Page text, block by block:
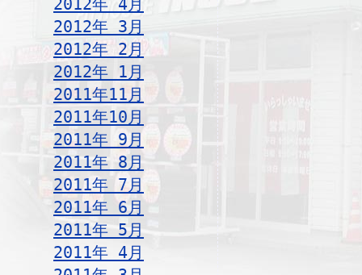
2012年 4月
2012年 3月
2012年 2月
2012年 1月
2011年11月
2011年10月
2011年 9月
2011年 8月
2011年 7月
2011年 6月
2011年 5月
2011年 4月